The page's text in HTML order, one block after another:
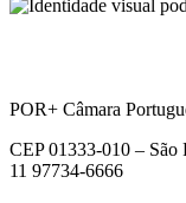
POR+ Câmara
CEP 01333-010 – São
11 97734-6666